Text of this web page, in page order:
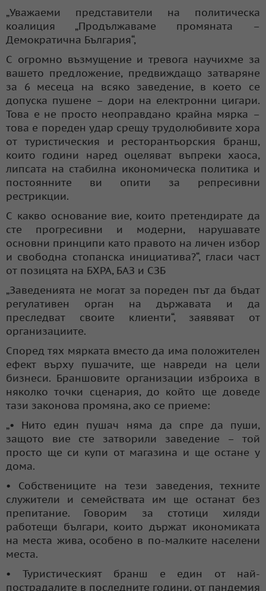
„Уважаеми представители на политическа
коалиция „Продължаваме промяната –
Демократична България“,
С огромно възмущение и тревога научихме за
вашето предложение, предвиждащо затваряне
за 6 месеца на всяко заведение, в което се
допуска пушене – дори на електронни цигари.
Това е не просто неоправдано крайна мярка –
това е пореден удар срещу трудолюбивите хора
от туристическия и ресторантьорския бранш,
които години наред оцеляват въпреки хаоса,
липсата на стабилна икономическа политика и
постоянните ви опити за репресивни
рестрикции.
С какво основание вие, които претендирате да
сте прогресивни и модерни, нарушавате
основни принципи като правото на личен избор
и свободна стопанска инициатива?“, гласи част
от позицята на БХРА, БАЗ и СЗБ
„Заведенията не могат за пореден път да бъдат
регулативен орган на държавата и да
преследват своите клиенти“, заявяват от
организациите.
Според тях мярката вместо да има положителен
ефект върху пушачите, ще навреди на цели
бизнеси. Браншовите организации изброиха в
няколко точки сценария, до който ще доведе
тази законова промяна, ако се приеме:
„• Нито един пушач няма да спре да пуши,
защото вие сте затворили заведение – той
просто ще си купи от магазина и ще остане у
дома.
• Собствениците на тези заведения, техните
служители и семействата им ще останат без
препитание. Говорим за стотици хиляди
работещи българи, които държат икономиката
на места жива, особено в по-малките населени
места.
• Туристическият бранш е един от най-
пострадалите в последните години, от пандемия